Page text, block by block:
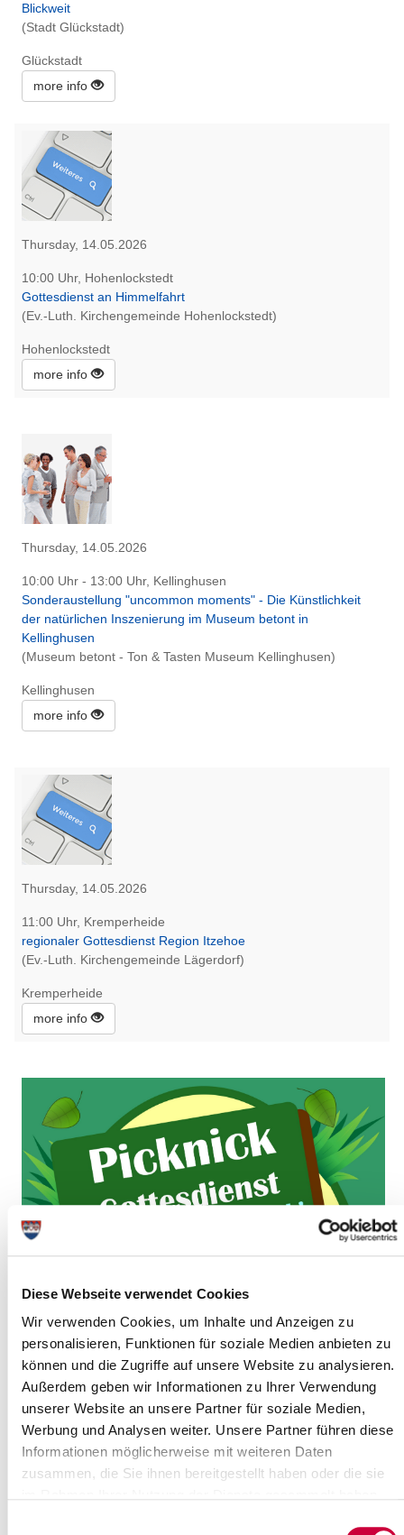
Diese Webseite verwendet Cookies
Wir verwenden Cookies, um Inhalte und Anzeigen zu
personalisieren, Funktionen für soziale Medien anbieten zu
können und die Zugriffe auf unsere Website zu analysieren.
Außerdem geben wir Informationen zu Ihrer Verwendung
unserer Website an unsere Partner für soziale Medien,
Werbung und Analysen weiter. Unsere Partner führen diese
Informationen möglicherweise mit weiteren Daten
zusammen, die Sie ihnen bereitgestellt haben oder die sie
Blickweit
(Stadt Glückstadt)
Glückstadt
more info
Thursday, 14.05.2026
10:00 Uhr, Hohenlockstedt
Gottesdienst an Himmelfahrt
(Ev.-Luth. Kirchengemeinde Hohenlockstedt)
Hohenlockstedt
more info
Thursday, 14.05.2026
10:00 Uhr - 13:00 Uhr, Kellinghusen
Sonderaustellung "uncommon moments" - Die Künstlichkeit
der natürlichen Inszenierung im Museum betont in
Kellinghusen
(Museum betont - Ton & Tasten Museum Kellinghusen)
Kellinghusen
more info
Thursday, 14.05.2026
11:00 Uhr, Kremperheide
regionaler Gottesdienst Region Itzehoe
(Ev.-Luth. Kirchengemeinde Lägerdorf)
Kremperheide
more info